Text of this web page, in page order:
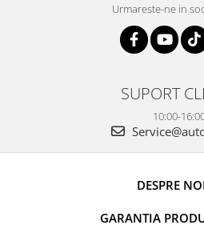
Urmareste-ne in
SUPORT
10:00-
DESPRE
GARANTIA